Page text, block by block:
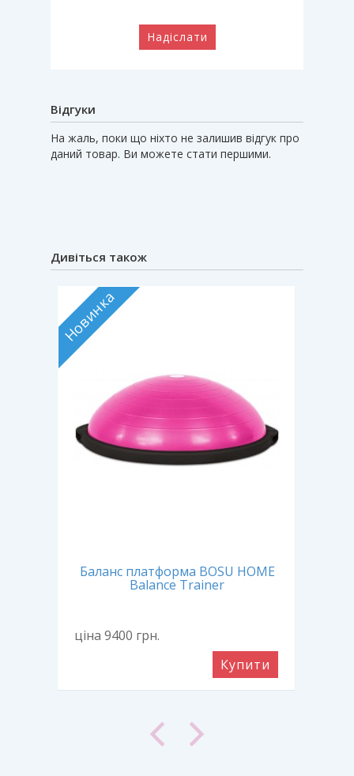
Надіслати
Відгуки
На жаль, поки що ніхто не залишив відгук про
даний товар. Ви можете стати першими.
Дивіться також
Новинка
Баланс платформа BOSU HOME
Balance Trainer
ціна 9400 грн.
Купити